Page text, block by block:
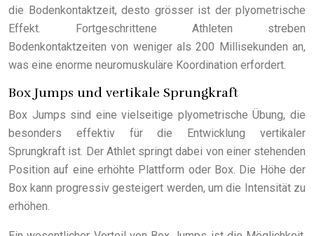
die Bodenkontaktzeit, desto grösser ist der plyometrische
Effekt. Fortgeschrittene Athleten streben
Bodenkontaktzeiten von weniger als 200 Millisekunden an,
was eine enorme neuromuskuläre Koordination erfordert.
Box Jumps und vertikale Sprungkraft
Box Jumps sind eine vielseitige plyometrische Übung, die
besonders effektiv für die Entwicklung vertikaler
Sprungkraft ist. Der Athlet springt dabei von einer stehenden
Position auf eine erhöhte Plattform oder Box. Die Höhe der
Box kann progressiv gesteigert werden, um die Intensität zu
erhöhen.